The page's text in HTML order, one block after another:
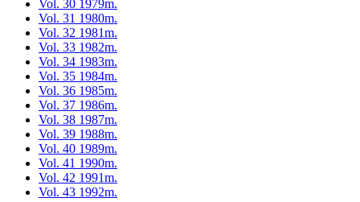
Vol. 30 1979m.
Vol. 31 1980m.
Vol. 32 1981m.
Vol. 33 1982m.
Vol. 34 1983m.
Vol. 35 1984m.
Vol. 36 1985m.
Vol. 37 1986m.
Vol. 38 1987m.
Vol. 39 1988m.
Vol. 40 1989m.
Vol. 41 1990m.
Vol. 42 1991m.
Vol. 43 1992m.